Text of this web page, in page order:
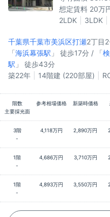
想定賃料 20万
2LDK
3LDK
千葉県千葉市美浜区打瀬2丁目
「海浜幕張駅 」 徒歩17分 / 「
駅 」 徒歩43分
築22年
14階建 (220部屋)
階数 参考相場価格 新築時価格
主要採光面
3階 4,118万円 2,890万円
-
1階 4,686万円 3,710万円
-
1階 4,893万円 3,550万円
-